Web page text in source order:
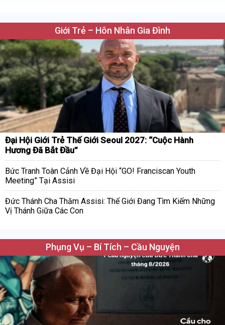
Giới Trẻ – Hôn Nhân Gia Đình
Đại Hội Giới Trẻ Thế Giới Seoul 2027: “Cuộc Hành
Hương Đã Bắt Đầu”
Bức Tranh Toàn Cảnh Về Đại Hội “GO! Franciscan Youth
Meeting” Tại Assisi
Đức Thánh Cha Thăm Assisi: Thế Giới Đang Tìm Kiếm Những
Vị Thánh Giữa Các Con
Phụng Vụ – Bí Tích – Cầu Nguyện